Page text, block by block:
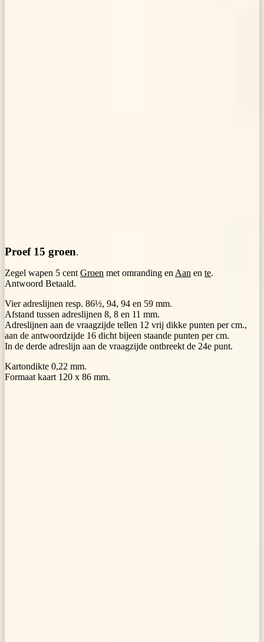
Proef 15 groen.
Zegel wapen 5 cent Groen met omranding en Aan en te.
Antwoord Betaald.
Vier adreslijnen resp. 86½, 94, 94 en 59 mm.
Afstand tussen adreslijnen 8, 8 en 11 mm.
Adreslijnen aan de vraagzijde tellen 12 vrij dikke punten per cm.,
aan de antwoordzijde 16 dicht bijeen staande punten per cm.
In de derde adreslijn aan de vraagzijde ontbreekt de 24e punt.
Kartondikte 0,22 mm.
Formaat kaart 120 x 86 mm.